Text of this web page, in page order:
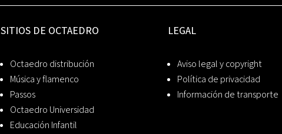
SITIOS DE OCTAEDRO
Octaedro distribución
Música y flamenco
Passos
Octaedro Universidad
Educación Infantil
LEGAL
Aviso legal y copyright
Política de privacidad
Información de transporte